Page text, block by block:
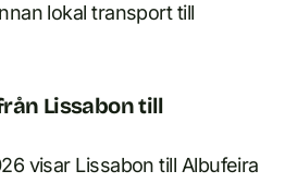
lokal transport till
Lissabon till
visar Lissabon till Albufeira